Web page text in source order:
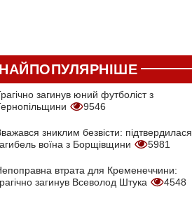
загинув юний футболіст з
9546
зниклим безвісти: підтвердилася
воїна з Борщівщини
5981
втрата для Кременеччини:
загинув Всеволод Штука
4548